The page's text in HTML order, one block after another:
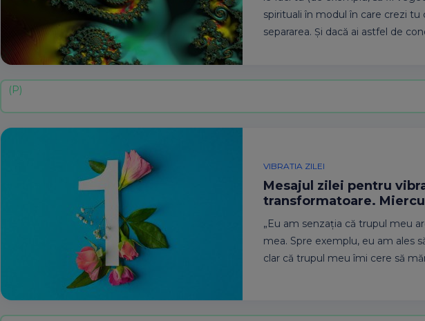
spirituali în modul în care crezi tu
separarea. Și dacă ai astfel de
VIBRATIA ZILEI
Mesajul zilei pentru
transformatoare.
„Eu am senzația că trupul meu
mea. Spre exemplu, eu am ales
clar că trupul meu îmi cere să